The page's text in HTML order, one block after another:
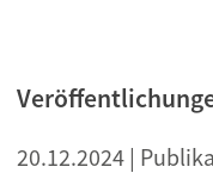
20.12.2024 |